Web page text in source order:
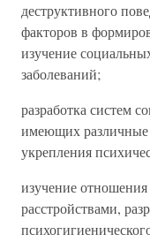
деструктивного
факторов в
изучение
заболеваний;
разработка систем
имеющих различные
укрепления
изучение
расстройствами,